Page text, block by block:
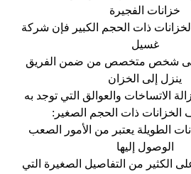
خزانات الفجيرة
ذات الحجم الكبير فإن شركة
غسيل
على شخص متخصص من ضمن الفريق
ينزل إلى الخزان
الاتساخات والعوالق التي توجد به
الخزانات ذات الحجم الصغير:
الطويلة يعتبر من الأمور الصعب
الوصول إليها
الكثير من التفاصيل الصغيرة التي